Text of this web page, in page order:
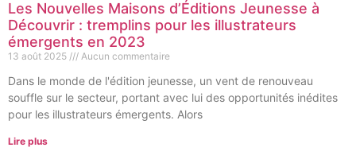
Les Nouvelles Maisons d’Éditions Jeunesse à
Découvrir : tremplins pour les illustrateurs
émergents en 2023
13 août 2025 Aucun commentaire
Dans le monde de l'édition jeunesse, un vent de renouveau
souffle sur le secteur, portant avec lui des opportunités inédites
pour les illustrateurs émergents. Alors
Lire plus